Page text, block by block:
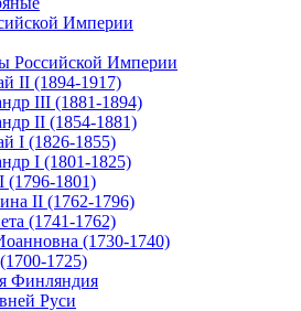
Империи
Российской Империи
II (1894-1917)
III (1881-1894)
II (1854-1881)
I (1826-1855)
I (1801-1825)
(1796-1801)
II (1762-1796)
(1741-1762)
(1730-1740)
1725)
Финляндия
Руси